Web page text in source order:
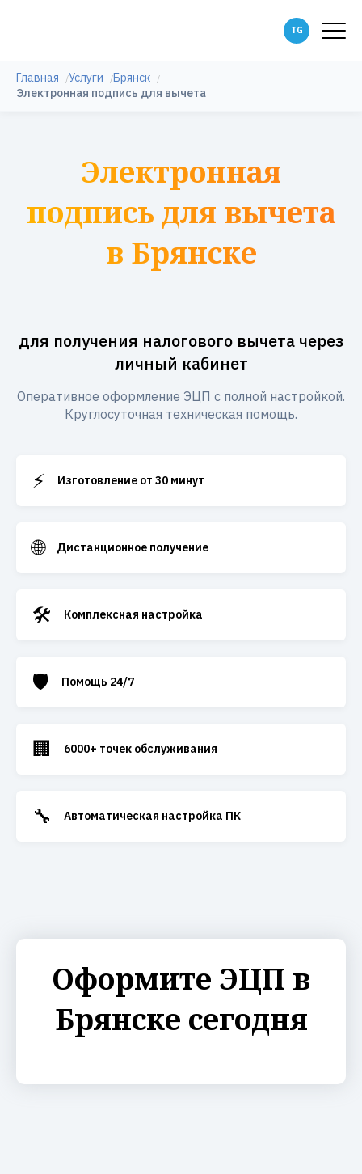
Главная Услуги
Брянск
Электронная подпись для вычета
Электронная
подпись для вычета
в Брянске
для получения налогового вычета через
личный кабинет
Оперативное оформление ЭЦП с полной настройкой.
Круглосуточная техническая помощь.
⚡ Изготовление от 30 минут
🌐 Дистанционное получение
🛠️ Комплексная настройка
🛡️ Помощь 24/7
🏢 6000+ точек обслуживания
🔧 Автоматическая настройка ПК
Оформите ЭЦП в
Брянске сегодня